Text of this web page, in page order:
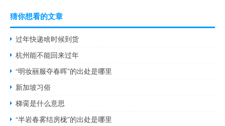
猜你想看的文章
过年快递啥时候到货
杭州能不能回来过年
“明妆丽服夺春晖”的出处是哪里
新加坡习俗
梯脔是什么意思
“半岩春雾结房栊”的出处是哪里